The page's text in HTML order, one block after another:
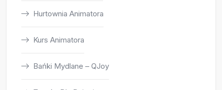
Hurtownia Animatora
Kurs Animatora
Bańki Mydlane – QJoy